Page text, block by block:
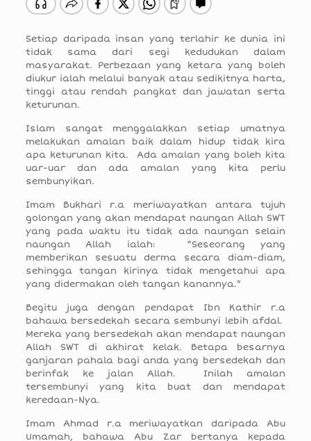
Setiap daripada insan yang terlahir ke dunia ini
tidak sama dari segi kedudukan dalam
masyarakat. Perbezaan yang ketara yang boleh
diukur ialah melalui banyak atau sedikitnya harta,
tinggi atau rendah pangkat dan jawatan serta
keturunan.
Islam sangat menggalakkan setiap umatnya
melakukan amalan baik dalam hidup tidak kira
apa keturunan kita. Ada amalan yang boleh kita
uar-uar dan ada amalan yang kita perlu
sembunyikan.
Imam Bukhari r.a meriwayatkan antara tujuh
golongan yang akan mendapat naungan Allah SWT
yang pada waktu itu tidak ada naungan selain
naungan Allah ialah: “Seseorang yang
memberikan sesuatu derma secara diam-diam,
sehingga tangan kirinya tidak mengetahui apa
yang didermakan oleh tangan kanannya.”
Begitu juga dengan pendapat Ibn Kathir r.a
bahawa bersedekah secara sembunyi lebih afdal.
Mereka yang bersedekah akan mendapat naungan
Allah SWT di akhirat kelak. Betapa besarnya
ganjaran pahala bagi anda yang bersedekah dan
berinfak ke jalan Allah. Inilah amalan
tersembunyi yang kita buat dan mendapat
keredaan-Nya.
Imam Ahmad r.a meriwayatkan daripada Abu
Umamah, bahawa Abu Zar bertanya kepada